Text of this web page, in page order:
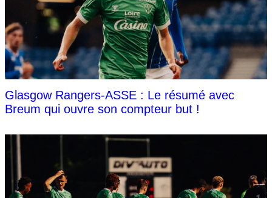
Glasgow Rangers-ASSE : Le résumé avec
Breum qui ouvre son compteur but !